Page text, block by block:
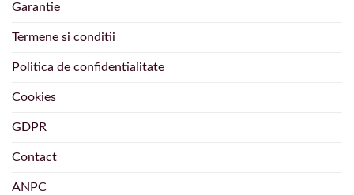
Garantie
Termene si conditii
Politica de confidentialitate
Cookies
GDPR
Contact
ANPC